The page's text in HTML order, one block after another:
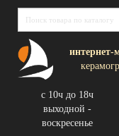
интернет-
с 10ч до 18ч
выходной -
воскресенье